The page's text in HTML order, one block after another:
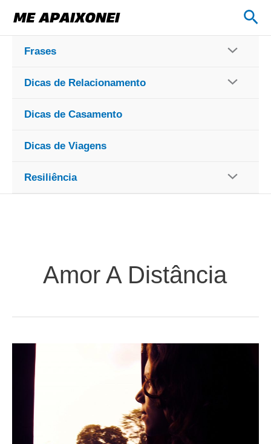
para
conteúdo
Frases
Dicas de Relacionamento
Dicas de Casamento
Dicas de Viagens
Resiliência
Amor A Distância